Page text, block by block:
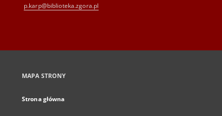
p.karp@biblioteka.zgora.pl
MAPA STRONY
Strona główna